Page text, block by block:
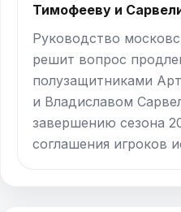
Тимофееву и
Руководство
решит вопрос
полузащитниками
и Владиславом
завершению сезона
соглашения игроков